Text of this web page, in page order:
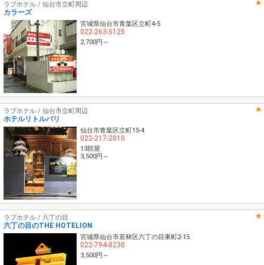
ラブホテル / 仙台市立町周辺
カラーズ
宮城県仙台市青葉区立町4-5
022-263-5125
2,700円～
ラブホテル / 仙台市立町周辺
ホテルリトルバリ
仙台市青葉区立町15-4
022-217-2010
13部屋
3,500円～
ラブホテル / 六丁の目
六丁の目のTHE HOTELION
宮城県仙台市若林区六丁の目東町2-15
022-794-8230
3,500円～